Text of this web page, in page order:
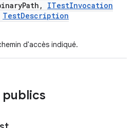
Path , ITestInvocation
TestDescription
d'accès indiqué.